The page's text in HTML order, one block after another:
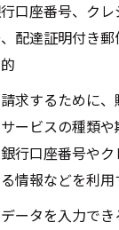
口座番号、ク
配達証明付き
求するために
ービスの種類
行口座番号や
情報などを利用
ータを入力で